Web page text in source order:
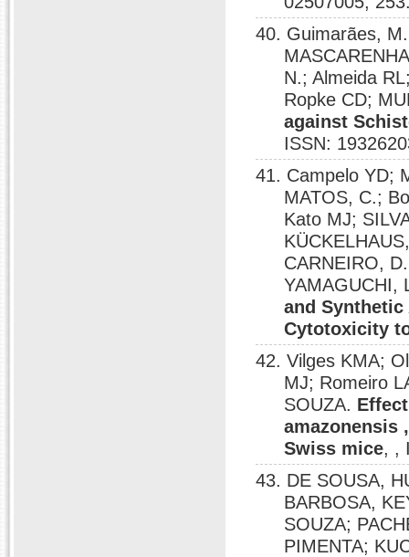
40. Guimarães,
N.; Almeida
Ropke CD;
against
ISSN:
41. Campelo YD;
MATOS, C.;
Kato MJ;
CARNEIRO,
YAMAGUCHI,
and
Cytotoxicity
42. Vilges KMA;
MJ; Romeiro
SOUZA.
amazonensis
Swiss mice, ,
43. DE SOUSA,
BARBOSA,
SOUZA;
PIMENTA;